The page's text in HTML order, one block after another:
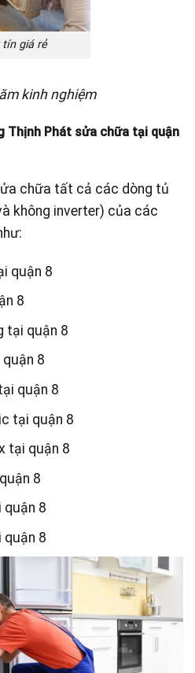
giá rẻ
kinh nghiệm
Thịnh Phát sửa chữa tại quận
chữa tất cả các dòng tủ
không inverter) của các
quận 8
8
tại quận 8
8
quận 8
tại quận 8
tại quận 8
8
quận 8
quận 8